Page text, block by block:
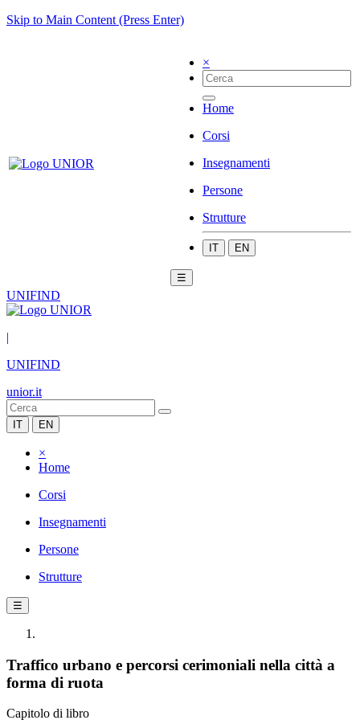
Skip to Main Content (Press Enter)
×
Home
Corsi
Insegnamenti
Persone
Strutture
IT EN
☰
UNIFIND
|
UNIFIND
unior.it
IT EN
×
Home
Corsi
Insegnamenti
Persone
Strutture
☰
Traffico urbano e percorsi cerimoniali nella città a
forma di ruota
Capitolo di libro